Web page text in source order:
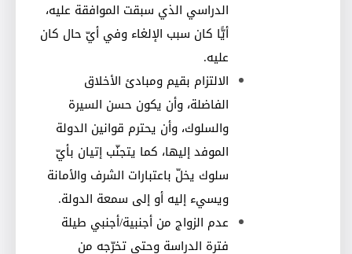
الدراسي الذي سبقت الموافقة عليه،
أيًّا كان سبب الإلغاء وفي أيّ حال كان
عليه.
الالتزام بقيم ومبادئ الأخلاق
الفاضلة، وأن يكون حسن السيرة
والسلوك، وأن يحترم قوانين الدولة
الموفد إليها، كما يتجنّب إتيان بأيّ
سلوك يخلّ باعتبارات الشرف والأمانة
ويسيء إليه أو إلى سمعة الدولة.
عدم الزواج من أجنبية/أجنبي طيلة
فترة الدراسة وحتى تخرّجه من